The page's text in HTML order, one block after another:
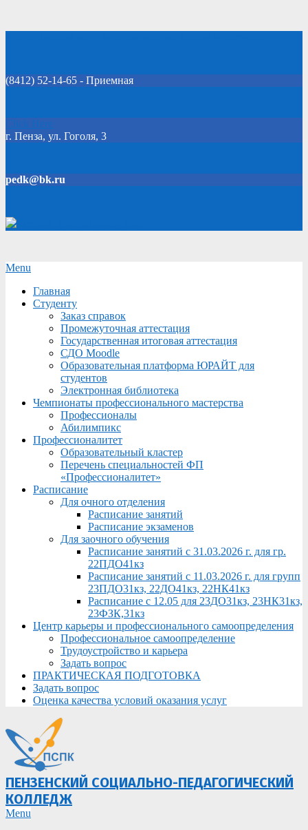
(8412) 52-14-65 - Приемная
Click Here
г. Пенза, ул. Гоголя, 3
pedk@bk.ru
Secondary
Menu
Menu
Главная
Студенту
Заказ справок
Промежуточная аттестация
Государственная итоговая аттестация
СДО Moodle
Образовательная платформа ЮРАЙТ для
студентов
Электронная библиотека
Чемпионаты профессионального мастерства
Профессионалы
Абилимпикс
Профессионалитет
Образовательный кластер
Перечень специальностей ФП
«Профессионалитет»
Расписание
Для очного отделения
Расписание занятий
Расписание экзаменов
Для заочного обучения
Расписание занятий с 31.03.2026 г. для гр.
22ПДО41кз
Расписание занятий с 11.03.2026 г. для групп
23ПДО31кз, 22ДО41кз, 22НК41кз
Расписание с 12.05 для 23ДО31кз, 23НК31кз,
23ФЗК,31кз
Центр карьеры и профессионального самоопределения
Профессиональное самоопределение
Трудоустройство и карьера
Задать вопрос
ПРАКТИЧЕСКАЯ ПОДГОТОВКА
Задать вопрос
Оценка качества условий оказания услуг
ПЕНЗЕНСКИЙ СОЦИАЛЬНО-ПЕДАГОГИЧЕСКИЙ
КОЛЛЕДЖ
Primary
Menu